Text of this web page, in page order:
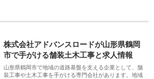
株式会社アドバンスロードが山形県鶴岡
市で手がける舗装土木工事と求人情報
山形県鶴岡市で地域の道路基盤を支える企業として、舗
装工事や土木工事を手がける専門会社があります。地域